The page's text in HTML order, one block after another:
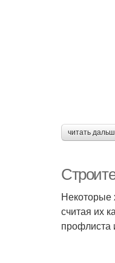
читать
Некоторые
считая их
профлиста